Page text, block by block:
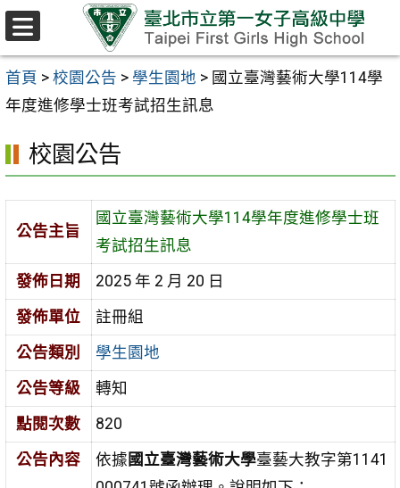
跳至主要內容區
首頁 > 校園公告 > 學生園地 > 國立臺灣藝術大學114學
年度進修學士班考試招生訊息
校園公告
公告主旨
國立臺灣藝術大學114學年度進修學士班
考試招生訊息
發佈日期
2025 年 2 月 20 日
發佈單位
註冊組
公告類別
學生園地
公告等級
轉知
點閱次數
820
公告內容
依據 國立臺灣藝術大學臺藝大教字第1141
選
單